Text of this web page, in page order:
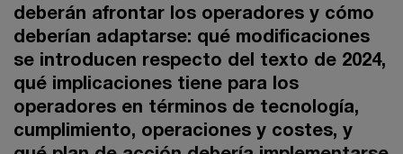
deberán afrontar los operadores y cómo
deberían adaptarse: qué modificaciones
se introducen respecto del texto de 2024,
qué implicaciones tiene para los
operadores en términos de tecnología,
cumplimiento, operaciones y costes, y